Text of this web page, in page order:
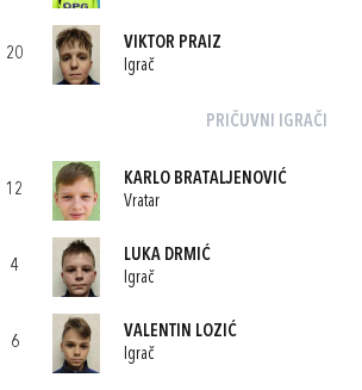
20
VIKTOR PRAIZ
Igrač
PRIČUVNI IGRAČI
12
KARLO BRATALJENOVIĆ
Vratar
4
LUKA DRMIĆ
Igrač
6
VALENTIN LOZIĆ
Igrač